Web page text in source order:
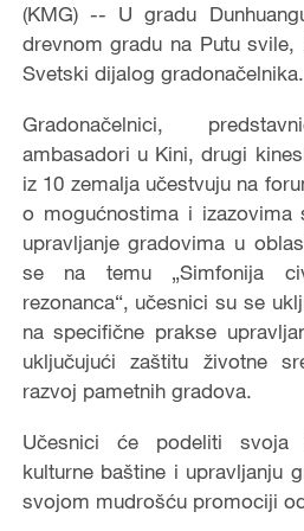
(KMG) -- U gradu
drevnom gradu na Putu
Svetski dijalog gradonačelnika.
Gradonačelnici,
ambasadori u Kini, drugi
iz 10 zemalja učestvuju na
o mogućnostima i izazovima
upravljanje gradovima u
se na temu „Simfonija
rezonanca“, učesnici su se
na specifične prakse
uključujući zaštitu životne
razvoj pametnih gradova.
Učesnici će podeliti svoja
kulturne baštine i upravljanju
svojom mudrošću promociji